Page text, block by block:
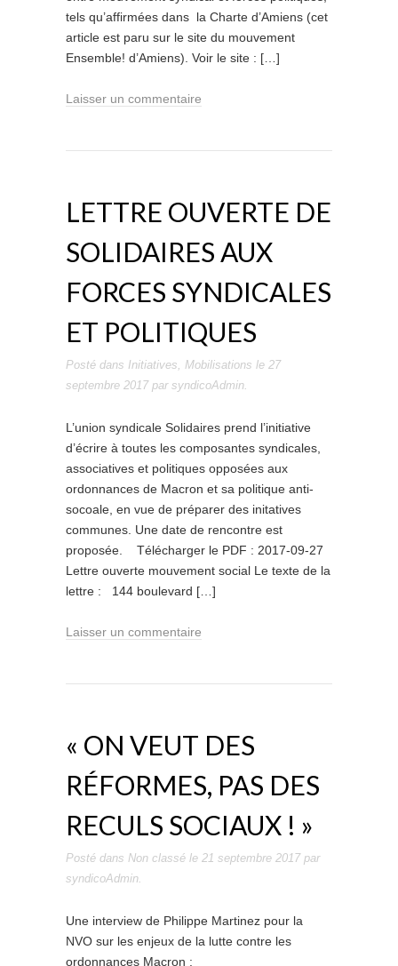
tels qu’affirmées dans la Charte d’Amiens (cet
article est paru sur le site du mouvement
Ensemble! d’Amiens). Voir le site : […]
Laisser un commentaire
LETTRE OUVERTE DE
SOLIDAIRES AUX
FORCES SYNDICALES
ET POLITIQUES
Posté dans Initiatives, Mobilisations le 27
septembre 2017par syndicoAdmin.
L’union syndicale Solidaires prend l’initiative
d’écrire à toutes les composantes syndicales,
associatives et politiques opposées aux
ordonnances de Macron et sa politique anti-
socoale, en vue de préparer des initatives
communes. Une date de rencontre est
proposée. Télécharger le PDF : 2017-09-27
Lettre ouverte mouvement social Le texte de la
lettre : 144 boulevard […]
Laisser un commentaire
« ON VEUT DES
RÉFORMES, PAS DES
RECULS SOCIAUX ! »
Posté dans Non classé le 21 septembre 2017par
syndicoAdmin.
Une interview de Philippe Martinez pour la
NVO sur les enjeux de la lutte contre les
ordonnances Macron :